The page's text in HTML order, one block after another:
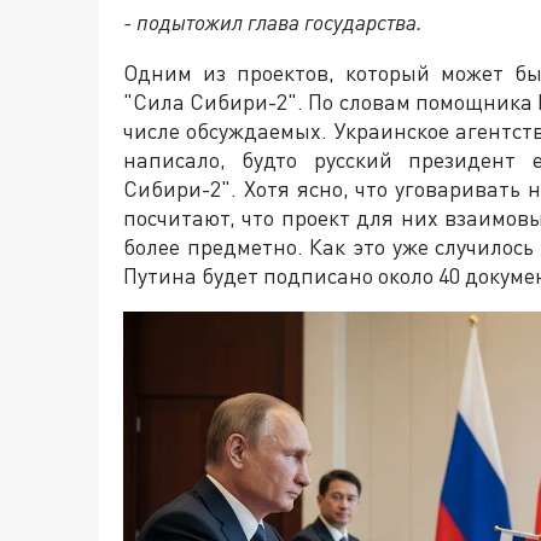
- подытожил глава государства.
Одним из проектов, который может
"Сила Сибири-2". По словам помощника
числе обсуждаемых. Украинское
написало, будто русский
Сибири-2". Хотя ясно, что уговаривать
посчитают, что проект для них
более предметно. Как это уже
Путина будет подписано около 40